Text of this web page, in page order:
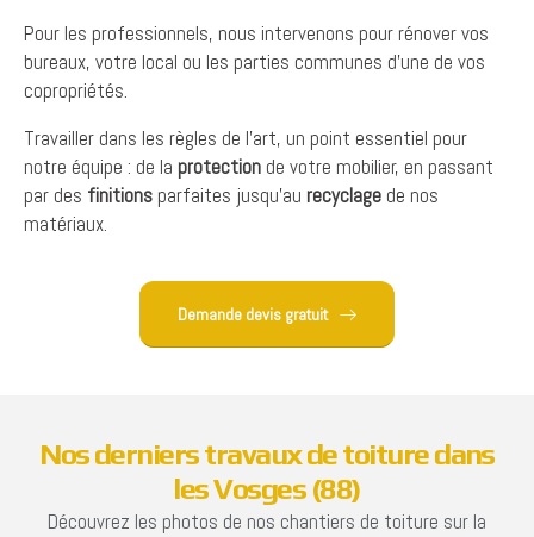
Pour les professionnels, nous intervenons pour rénover vos
bureaux, votre local ou les parties communes d’une de vos
copropriétés.
Travailler dans les règles de l’art, un point essentiel pour
notre équipe : de la protection de votre mobilier, en passant
par des finitions parfaites jusqu’au recyclage de nos
matériaux.
Demande devis gratuit
Nosdernierstravauxdetoituredans
lesVosges (88)
Découvrez les photos de nos chantiers de toiture sur la